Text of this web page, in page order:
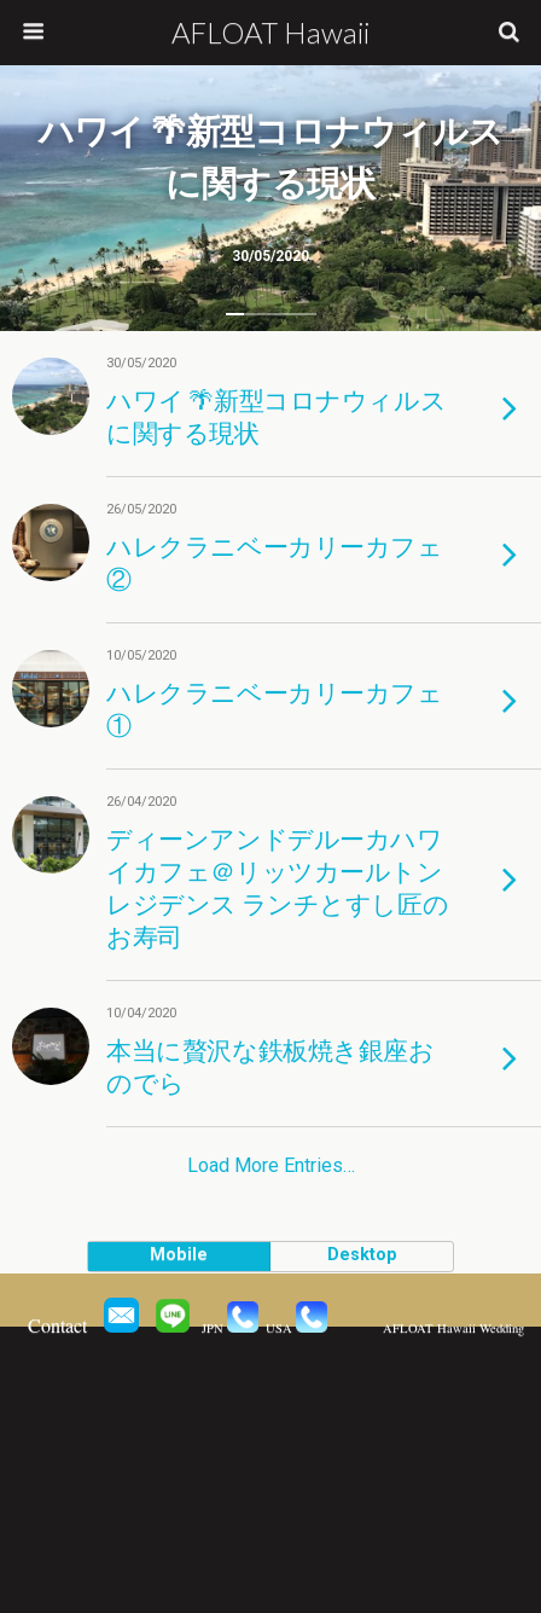
AFLOAT Hawaii
30/05/2020
ハワイ 🌴新型コロナウィルス
に関する現状
30/05/2020
ハワイ 🌴新型コロナウィルス
に関する現状
26/05/2020
ハレクラニベーカリーカフェ
②
10/05/2020
ハレクラニベーカリーカフェ
①
26/04/2020
ディーンアンドデルーカハワ
イカフェ＠リッツカールトン
レジデンス ランチとすし匠の
お寿司
10/04/2020
本当に贅沢な鉄板焼き銀座お
のでら
Load More Entries…
Mobile Desktop
Contact JPN USA AFLOAT Hawaii